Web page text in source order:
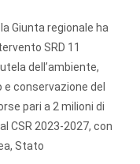
Giunta regionale ha
SRD 11
dell’ambiente,
conservazione del
pari a 2 milioni di
CSR 2023-2027, con
Stato